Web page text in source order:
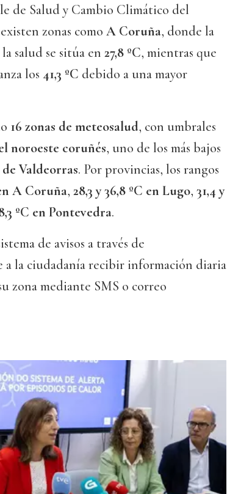
de Salud y Cambio Climático del
zonas como A Coruña, donde la
salud se sitúa en 27,8 ºC, mientras que
los 41,3 ºC debido a una mayor
16 zonas de meteosalud, con umbrales
noroeste coruñés, uno de los más bajos
de Valdeorras. Por provincias, los rangos
A Coruña, 28,3 y 36,8 ºC en Lugo, 31,4 y
ºC en Pontevedra.
de avisos a través de
a la ciudadanía recibir información diaria
zona mediante SMS o correo